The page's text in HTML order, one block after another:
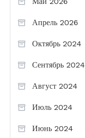
Апрель 2026
Октябрь 2024
Сентябрь 2024
Август 2024
Июль 2024
Июнь 2024